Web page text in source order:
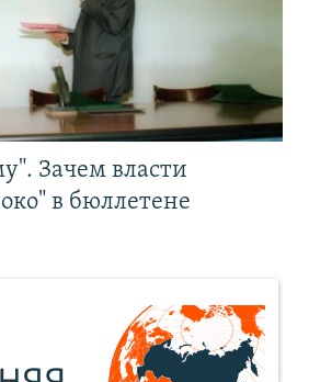
Зачем власти
в бюллетене